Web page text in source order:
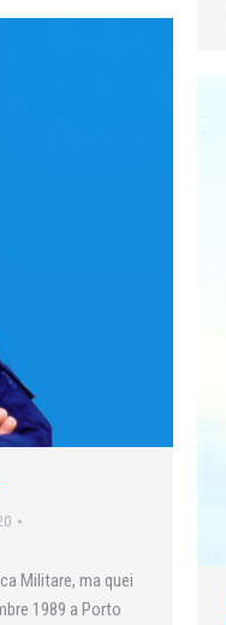
Militare, ma quei
1989 a Porto